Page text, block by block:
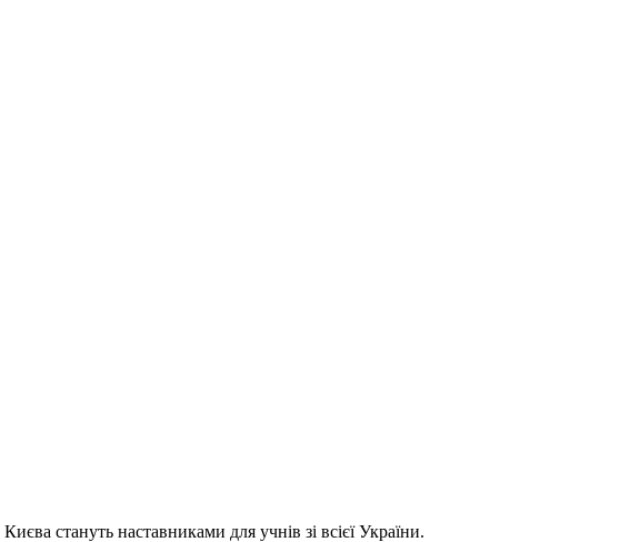
стануть наставниками для учнів зі всієї України.